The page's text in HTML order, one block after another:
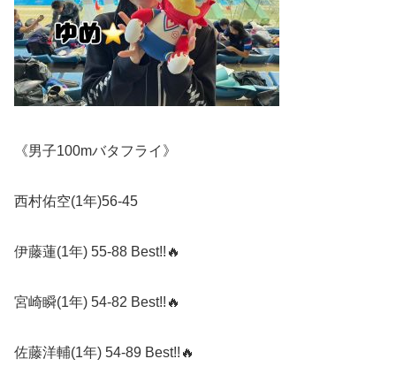
《男子100mバタフライ》
西村佑空(1年)56-45
伊藤蓮(1年) 55-88 Best!! 🔥
宮崎瞬(1年) 54-82 Best!! 🔥
佐藤洋輔(1年) 54-89 Best!! 🔥